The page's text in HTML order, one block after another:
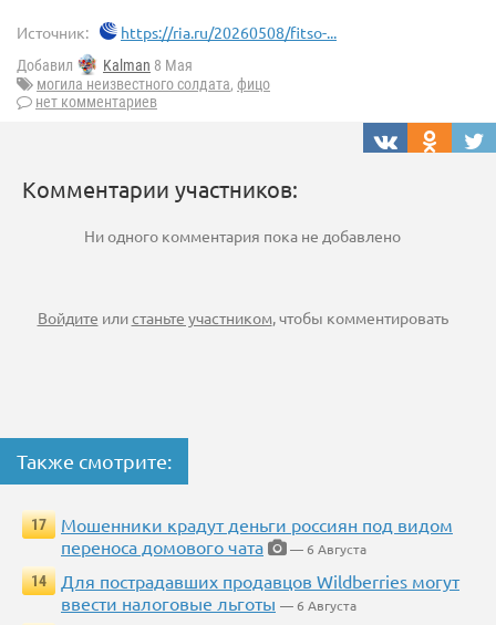
Источник: https://ria.ru/20260508/fitso-...
Добавил Kalman 8 Мая
могила неизвестного солдата, фицо
нет комментариев
Комментарии участников:
Ни одного комментария пока не добавлено
Войдите илистаньте участником, чтобы комментировать
Также смотрите:
17
Мошенники крадут деньги россиян под видом
переноса домового чата
— 6 Августа
14
Для пострадавших продавцов Wildberries могут
ввести налоговые льготы — 6 Августа